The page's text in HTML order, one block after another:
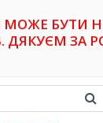
МОЖЕ БУТИ
ДЯКУЄМ ЗА